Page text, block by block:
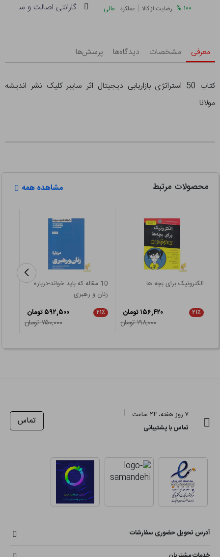
۱۰۰ % رضایت از کالا | عملکرد عالی گارانتی اصالت و سلامت
معرفی مشخصات دیدگاه‌ها پرسش‌ها
کتاب 50 استراتژی بازاریابی دیجیتال اثر سایبر کلیک نشر اندیشه
مولانا
محصولات مرتبط مشاهده همه
الکترونیک برای بچه ها
۲۱٪
۱۵۶,۴۲۰ تومان
۱۹۸,۰۰۰ تومان
10 مقاله که باید خواند-درباره
زنان و رهبری
۲۱٪
۵۹۲,۵۰۰ تومان
۷۵۰,۰۰۰ تومان
۷ روز هفته، ۲۴ ساعت
تماس با پشتیبانی
تماس
آدرس تحویل حضوری سفارشات